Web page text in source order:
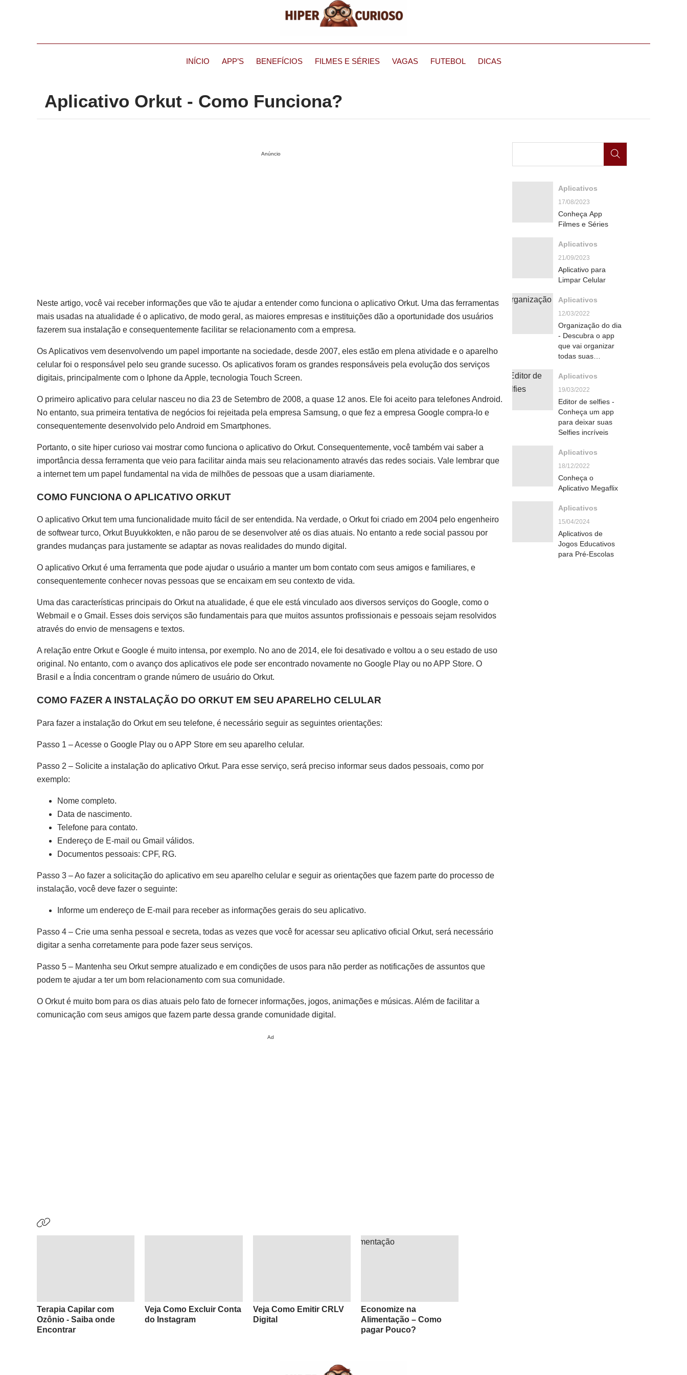
INÍCIO APP’S BENEFÍCIOS FILMES E SÉRIES VAGAS FUTEBOL DICAS
Aplicativo Orkut - Como Funciona?
Anúncio
Neste artigo, você vai receber informações que vão te ajudar a entender como funciona o aplicativo Orkut. Uma das ferramentas
mais usadas na atualidade é o aplicativo, de modo geral, as maiores empresas e instituições dão a oportunidade dos usuários
fazerem sua instalação e consequentemente facilitar se relacionamento com a empresa.
Os Aplicativos vem desenvolvendo um papel importante na sociedade, desde 2007, eles estão em plena atividade e o aparelho
celular foi o responsável pelo seu grande sucesso. Os aplicativos foram os grandes responsáveis pela evolução dos serviços
digitais, principalmente com o Iphone da Apple, tecnologia Touch Screen.
O primeiro aplicativo para celular nasceu no dia 23 de Setembro de 2008, a quase 12 anos. Ele foi aceito para telefones Android.
No entanto, sua primeira tentativa de negócios foi rejeitada pela empresa Samsung, o que fez a empresa Google compra-lo e
consequentemente desenvolvido pelo Android em Smartphones.
Portanto, o site hiper curioso vai mostrar como funciona o aplicativo do Orkut. Consequentemente, você também vai saber a
importância dessa ferramenta que veio para facilitar ainda mais seu relacionamento através das redes sociais. Vale lembrar que
a internet tem um papel fundamental na vida de milhões de pessoas que a usam diariamente.
COMO FUNCIONA O APLICATIVO ORKUT
O aplicativo Orkut tem uma funcionalidade muito fácil de ser entendida. Na verdade, o Orkut foi criado em 2004 pelo engenheiro
de softwear turco, Orkut Buyukkokten, e não parou de se desenvolver até os dias atuais. No entanto a rede social passou por
grandes mudanças para justamente se adaptar as novas realidades do mundo digital.
O aplicativo Orkut é uma ferramenta que pode ajudar o usuário a manter um bom contato com seus amigos e familiares, e
consequentemente conhecer novas pessoas que se encaixam em seu contexto de vida.
Uma das características principais do Orkut na atualidade, é que ele está vinculado aos diversos serviços do Google, como o
Webmail e o Gmail. Esses dois serviços são fundamentais para que muitos assuntos profissionais e pessoais sejam resolvidos
através do envio de mensagens e textos.
A relação entre Orkut e Google é muito intensa, por exemplo. No ano de 2014, ele foi desativado e voltou a o seu estado de uso
original. No entanto, com o avanço dos aplicativos ele pode ser encontrado novamente no Google Play ou no APP Store. O
Brasil e a Índia concentram o grande número de usuário do Orkut.
COMO FAZER A INSTALAÇÃO DO ORKUT EM SEU APARELHO CELULAR
Para fazer a instalação do Orkut em seu telefone, é necessário seguir as seguintes orientações:
Passo 1 – Acesse o Google Play ou o APP Store em seu aparelho celular.
Passo 2 – Solicite a instalação do aplicativo Orkut. Para esse serviço, será preciso informar seus dados pessoais, como por
exemplo:
Nome completo.
Data de nascimento.
Telefone para contato.
Endereço de E-mail ou Gmail válidos.
Documentos pessoais: CPF, RG.
Passo 3 – Ao fazer a solicitação do aplicativo em seu aparelho celular e seguir as orientações que fazem parte do processo de
instalação, você deve fazer o seguinte:
Informe um endereço de E-mail para receber as informações gerais do seu aplicativo.
Passo 4 – Crie uma senha pessoal e secreta, todas as vezes que você for acessar seu aplicativo oficial Orkut, será necessário
digitar a senha corretamente para pode fazer seus serviços.
Passo 5 – Mantenha seu Orkut sempre atualizado e em condições de usos para não perder as notificações de assuntos que
podem te ajudar a ter um bom relacionamento com sua comunidade.
O Orkut é muito bom para os dias atuais pelo fato de fornecer informações, jogos, animações e músicas. Além de facilitar a
comunicação com seus amigos que fazem parte dessa grande comunidade digital.
Ad
Terapia Capilar com
Ozônio - Saiba onde
Encontrar
Veja Como Excluir Conta
do Instagram
Veja Como Emitir CRLV
Digital
Economize na
Alimentação – Como
pagar Pouco?
Aplicativos
17/08/2023
Conheça App
Filmes e Séries
Aplicativos
21/09/2023
Aplicativo para
Limpar Celular
Aplicativos
12/03/2022
Organização do dia
- Descubra o app
que vai organizar
todas suas
Aplicativos
19/03/2022
Editor de selfies -
Conheça um app
para deixar suas
Selfies incríveis
Aplicativos
18/12/2022
Conheça o
Aplicativo Megaflix
Aplicativos
15/04/2024
Aplicativos de
Jogos Educativos
para Pré-Escolas